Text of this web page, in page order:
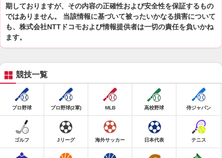
期しておりますが、その内容の正確性および安全性を保証するもの
ではありません。 当該情報に基づいて被ったいかなる損害について
も、株式会社NTTドコモおよび情報提供者は一切の責任を負いかね
ます。
競技一覧
プロ野球 プロ野球(2軍) MLB 高校野球 侍ジャパン
ゴルフ Jリーグ 海外サッカー 日本代表 テニス